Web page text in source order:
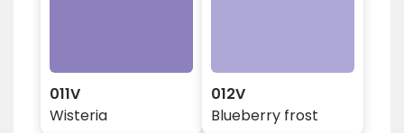
011V
Wisteria
012V
Blueberry frost